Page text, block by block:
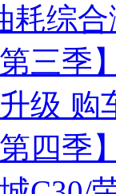
耗综
三季
级 购
四季